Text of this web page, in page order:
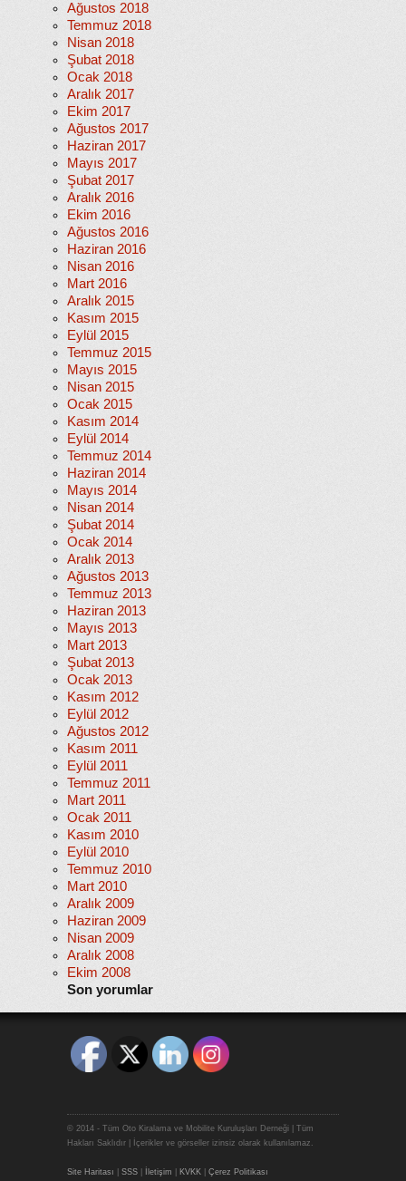
Ağustos 2018
Temmuz 2018
Nisan 2018
Şubat 2018
Ocak 2018
Aralık 2017
Ekim 2017
Ağustos 2017
Haziran 2017
Mayıs 2017
Şubat 2017
Aralık 2016
Ekim 2016
Ağustos 2016
Haziran 2016
Nisan 2016
Mart 2016
Aralık 2015
Kasım 2015
Eylül 2015
Temmuz 2015
Mayıs 2015
Nisan 2015
Ocak 2015
Kasım 2014
Eylül 2014
Temmuz 2014
Haziran 2014
Mayıs 2014
Nisan 2014
Şubat 2014
Ocak 2014
Aralık 2013
Ağustos 2013
Temmuz 2013
Haziran 2013
Mayıs 2013
Mart 2013
Şubat 2013
Ocak 2013
Kasım 2012
Eylül 2012
Ağustos 2012
Kasım 2011
Eylül 2011
Temmuz 2011
Mart 2011
Ocak 2011
Kasım 2010
Eylül 2010
Temmuz 2010
Mart 2010
Aralık 2009
Haziran 2009
Nisan 2009
Aralık 2008
Ekim 2008
Son yorumlar
© 2014 - Tüm Oto Kiralama ve Mobilite Kuruluşları Derneği | Tüm
Hakları Saklıdır | İçerikler ve görseller izinsiz olarak kullanılamaz.
Site Haritası SSS İletişim KVKK Çerez Politikası